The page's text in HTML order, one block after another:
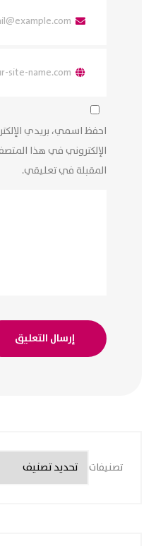
احفظ اسمي، بريدي
الإلكتروني في هذا
المقبلة في تعليقي.
تصنيفات